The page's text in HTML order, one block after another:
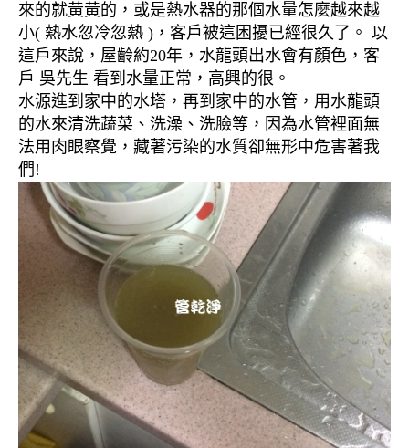
來的就黃黃的，或是熱水器的那個水量怎麼越來越
小( 熱水忽冷忽熱 )，客戶被這困擾已經很久了。 以
這戶來說，屋齡約20年，水龍頭出水會有顏色，客
戶 吳先生 看到水量正常，高興的很。
水源進到家中的水塔，再到家中的水管，用水龍頭
的水來清洗蔬菜、洗澡、洗臉等，因為水管裡面無
法用肉眼察覺，藏著污染的水質卻無形中危害著我
們!